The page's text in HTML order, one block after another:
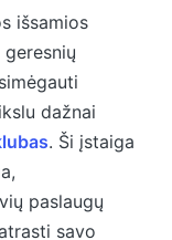
išsamios
dažnai
. Ši įstaiga
paslaugų
savo